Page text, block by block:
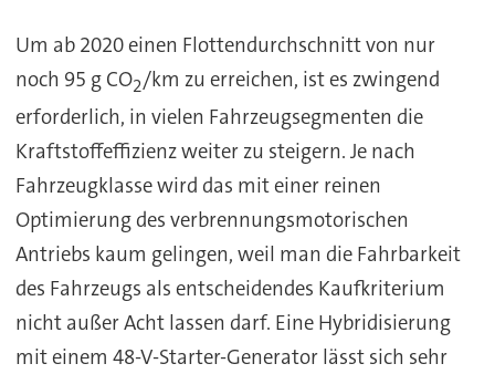
Um ab 2020 einen Flottendurchschnitt von nur
noch 95 g CO2/km zu erreichen, ist es zwingend
erforderlich, in vielen Fahrzeugsegmenten die
Kraftstoffeffizienz weiter zu steigern. Je nach
Fahrzeugklasse wird das mit einer reinen
Optimierung des verbrennungsmotorischen
Antriebs kaum gelingen, weil man die Fahrbarkeit
des Fahrzeugs als entscheidendes Kaufkriterium
nicht außer Acht lassen darf. Eine Hybridisierung
mit einem 48-V-Starter-Generator lässt sich sehr